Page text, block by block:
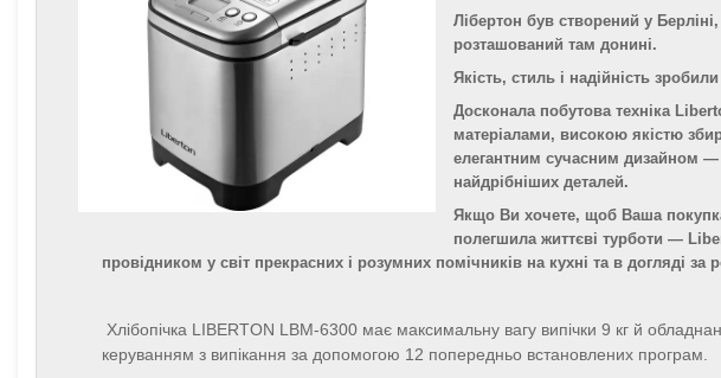
Лібертон був створений у
розташований там донині.
Якість, стиль і надійність
Досконала побутова техніка
матеріалами, високою якістю
елегантним сучасним дизайном
найдрібніших деталей.
Якщо Ви хочете, щоб Ваша
полегшила життєві турботи —
провідником у світ прекрасних і розумних помічників на кухні та в догляді за
Хлібопічка LIBERTON LBM-6300 має максимальну вагу випічки 9 кг й
керуванням з випікання за допомогою 12 попередньо встановлених програм.